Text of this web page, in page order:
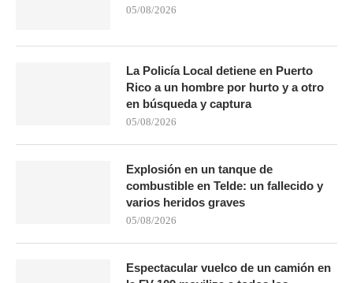
05/08/2026
La Policía Local detiene en Puerto
Rico a un hombre por hurto y a otro
en búsqueda y captura
05/08/2026
Explosión en un tanque de
combustible en Telde: un fallecido y
varios heridos graves
05/08/2026
Espectacular vuelco de un camión en